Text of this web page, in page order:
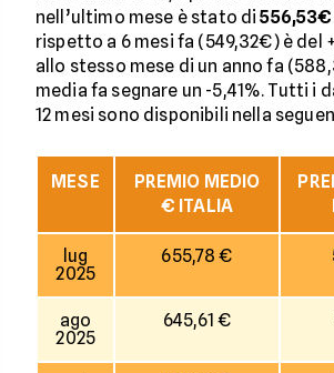
nell’ultimo mese è stato di556,53€
rispetto a 6 mesi fa (549,32€) è del
allo stesso mese di un anno fa
media fa segnare un -5,41%. Tutti i
12 mesi sono disponibili nella
MESE
PREMIO MEDIO
€ ITALIA
lug
2025
655,78 €
ago
2025
645,61 €